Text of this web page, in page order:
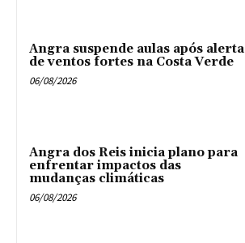
Angra suspende aulas após alerta
de ventos fortes na Costa Verde
06/08/2026
Angra dos Reis inicia plano para
enfrentar impactos das
mudanças climáticas
06/08/2026